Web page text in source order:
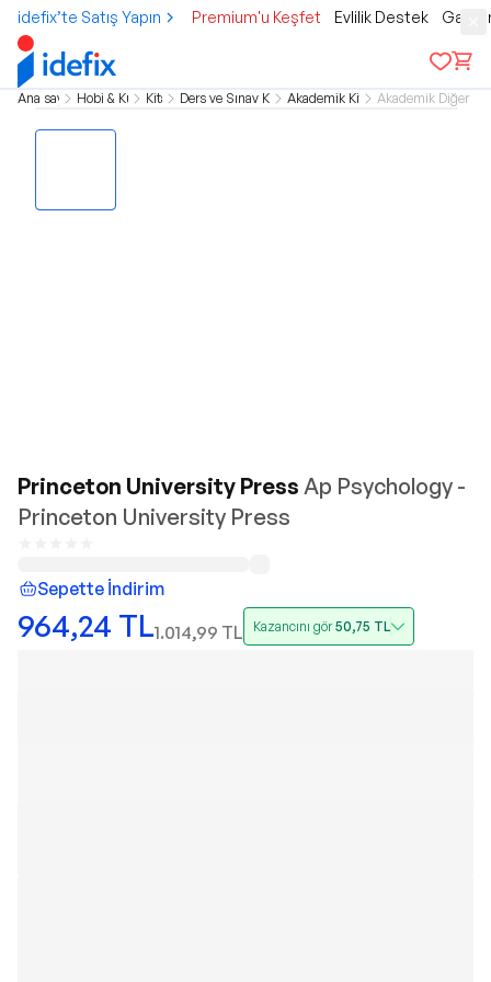
idefix’te Satış Yapın Premium'u Keşfet Evlilik Destek
Ana sayfa Hobi & KültürKitap Ders ve Sınav KitaplarıAkademik KitaplarAkademik Diğer
Princeton University Press Ap Psychology -
Princeton University Press
Sepette İndirim
964,24 TL1.014,99 TL Kazancını gör50,75 TL